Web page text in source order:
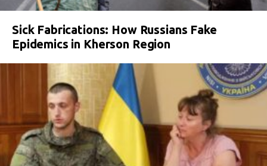
Sick Fabrications: How Russians Fake
Epidemics in Kherson Region